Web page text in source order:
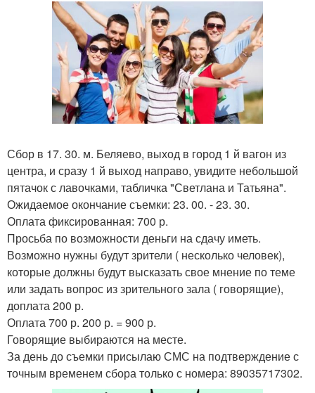
Сбор в 17. 30. м. Беляево, выход в город 1 й вагон из
центра, и сразу 1 й выход направо, увидите небольшой
пятачок с лавочками, табличка "Светлана и Татьяна".
Ожидаемое окончание съемки: 23. 00. - 23. 30.
Оплата фиксированная: 700 р.
Просьба по возможности деньги на сдачу иметь.
Возможно нужны будут зрители ( несколько человек),
которые должны будут высказать свое мнение по теме
или задать вопрос из зрительного зала ( говорящие),
доплата 200 р.
Оплата 700 р. 200 р. = 900 р.
Говорящие выбираются на месте.
За день до съемки присылаю СМС на подтверждение с
точным временем сбора только с номера: 89035717302.